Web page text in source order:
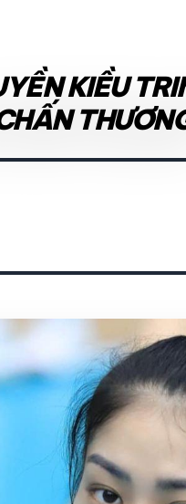
KIỀU